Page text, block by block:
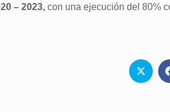
– 2023, con una ejecución del 80%